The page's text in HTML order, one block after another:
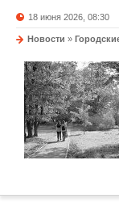
18 июня 2026, 08:30
Новости »